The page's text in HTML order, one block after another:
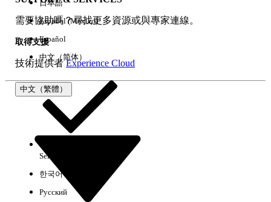
需要協助嗎？尋找更多資源或與專家連線。
取得支援
技術提供者Experience Cloud
中文（繁體）
日本語
Español (México)
Español
中文（简体）
Select Org
한국어
Русский